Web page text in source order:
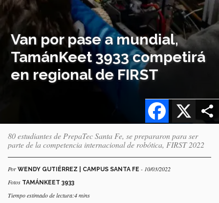
Van por pase a mundial,
TamánKeet 3933 competirá
en regional de FIRST
X
Facebook
80 estudiantes de PrepaTec Santa Fe, se prepararon para ser
parte de la competencia internacional de robótica, FIRST 2022
Por WENDY GUTIÉRREZ | CAMPUS SANTA FE - 10/03/2022
Fotos TAMÁNKEET 3933
Tiempo estimado de lectura:4 mins